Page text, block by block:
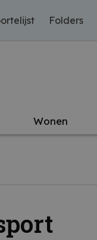
Folders
Wonen